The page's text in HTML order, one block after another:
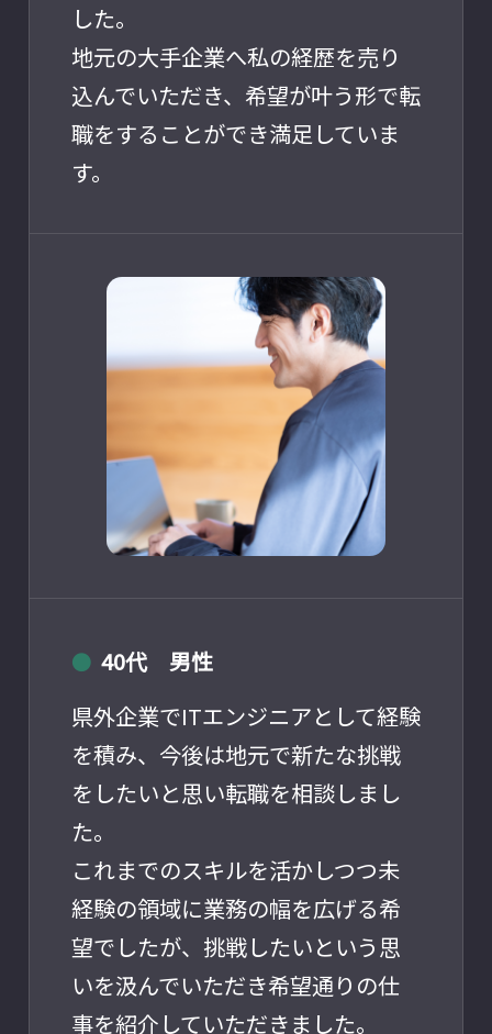
した。
地元の大手企業へ私の経歴を売り
込んでいただき、希望が叶う形で転
職をすることができ満足していま
す。
● 40代 男性
県外企業でITエンジニアとして経験
を積み、今後は地元で新たな挑戦
をしたいと思い転職を相談しまし
た。
これまでのスキルを活かしつつ未
経験の領域に業務の幅を広げる希
望でしたが、挑戦したいという思
いを汲んでいただき希望通りの仕
事を紹介していただきました。